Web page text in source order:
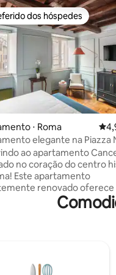
os melhores preferidos dos
dos hóspedes
⋅ Roma
elegante na Piazza
king size
ao apartamento
no coração do centro
Este apartamento
renovado oferece
única de conforto
renovado em 2024,